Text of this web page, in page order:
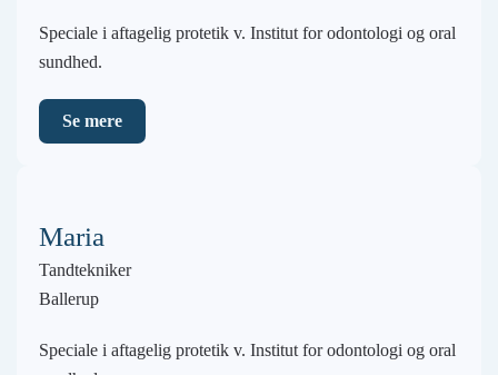
Speciale i aftagelig protetik v. Institut for odontologi og oral
sundhed.
Se mere
Maria
Tandtekniker
Ballerup
Speciale i aftagelig protetik v. Institut for odontologi og oral